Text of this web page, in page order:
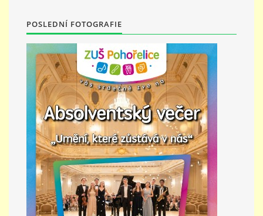
KONTAKTY
PŘÍMĚSTSKÝ TÁBOR
MISS VÝTVARNÝ MODEL
ZAMĚSTNÁNÍ
DOTACE
GDPR
POSLEDNÍ FOTOGRAFIE